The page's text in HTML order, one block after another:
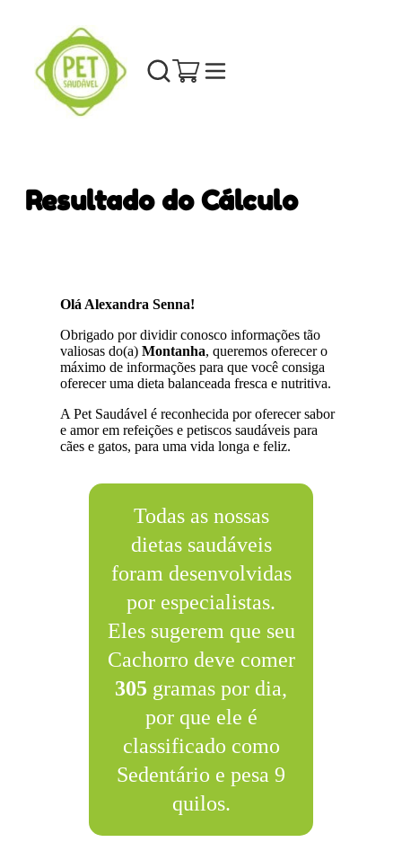
Resultado do Cálculo
Olá Alexandra Senna!
Obrigado por dividir conosco informações tão
valiosas do(a)Montanha, queremos oferecer o
máximo de informações para que você consiga
oferecer uma dieta balanceada fresca e nutritiva.
A Pet Saudável é reconhecida por oferecer sabor
e amor em refeições e petiscos saudáveis para
cães e gatos, para uma vida longa e feliz.
Todas as nossas
dietas saudáveis
foram desenvolvidas
por especialistas.
Eles sugerem que seu
Cachorro deve comer
305 gramas por dia,
por que ele é
classificado como
Sedentário e pesa 9
quilos.